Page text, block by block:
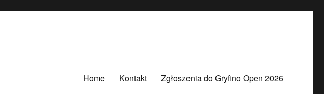
Home Kontakt Zgłoszenia do Gryfino Open 2026